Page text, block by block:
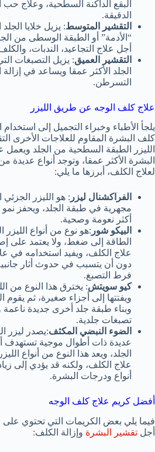
البقع الداكنة السطحية، وعلاج حب
الدقيقة.
التقشير المتوسط: يزيل خلايا
“الأدمة” أو الطبقة الوسطى من
أجل علاج التجاعيد، الندبات،
التقشير العميق: يزيل التصبغات
الجلد الأكثر عمقا ويساعد في إزالة
التسرطن.
علاج كلف الوجه عن طريق الليزر
يلجأ الأطباء وخبراء التجميل إلى
كلف البشرة المقاوم للعلاجات الأخرى
الليزر الطبقة السطحية من الجلد ويعمل
البشرة الأكثر عمقا، وتوجد أنواع عديدة
لعلاج الكلف، أبرزها ما يلي:
الفراكشنال ليزر : هو الليزر
مجهرية في طبقة الجلد، ويحفز
أكثر نعومة وصحية.
البيكو شور :هو نوع من أنواع الليزر
الطاقة إلى ضغط، ولا يعتمد على
علاج الكلف، ويفيد استخدامه في
دون أن يتسبب في حدوث أثار
فرط التصبغ.
كيو سويتش: يخترق هذا النوع من
ويفتتها إلى أجزاء صغيرة، ثم يقوم
وبناء طبقة جلد أخرى جديدة
تصبغات جلدية.
الضوء النبضي المكثف:يصدر ليزر
عديدة ذات أطوال موجية تستهدف
الجلد، ويعد هذا النوع من أنواع
علاج الكلف، ولكنه قد يؤدي إلى
أنواع ودرجات البشرة.
أفضل كريم علاج كلف الوجه
فيما يلي بعض الكريمات التي تحتوي على
أجل تقشير البشرة وإزالة الكلف: